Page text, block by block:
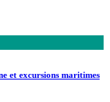
et excursions maritimes